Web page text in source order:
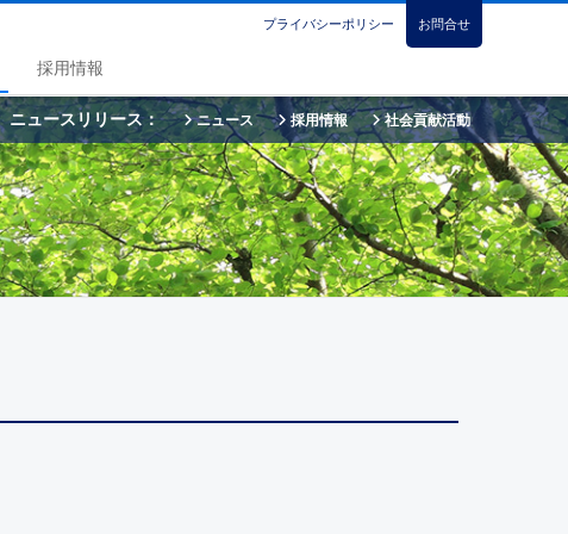
お問合せ
プライバシーポリシー
採用情報
社会貢献活動
採用情報
ニュース
ニュースリリース：